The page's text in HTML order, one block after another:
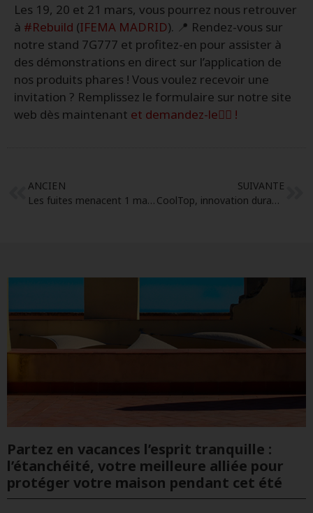
Les 19, 20 et 21 mars, vous pourrez nous retrouver
à #Rebuild (IFEMA MADRID). 📍 Rendez-vous sur
notre stand 7G777 et profitez-en pour assister à
des démonstrations en direct sur l’application de
nos produits phares ! Vous voulez recevoir une
invitation ? Remplissez le formulaire sur notre site
web dès maintenant et demandez-le👇🏻 !
ANCIEN
Les fuites menacent 1 maison espagnole sur 5 : l’étanchéité apparaît comme une solution cruciale pour la durabilité et l’efficacité des structures
SUIVANTE
CoolTop, innovation durable dans l’étanchéité des toitures
Partez en vacances l’esprit tranquille :
l’étanchéité, votre meilleure alliée pour
protéger votre maison pendant cet été